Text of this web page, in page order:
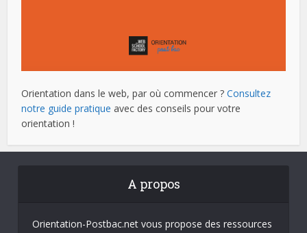
Orientation dans le web, par où commencer ?Consultez
notre guide pratique avec des conseils pour votre
orientation !
A propos
Orientation-Postbac.net vous propose des ressources